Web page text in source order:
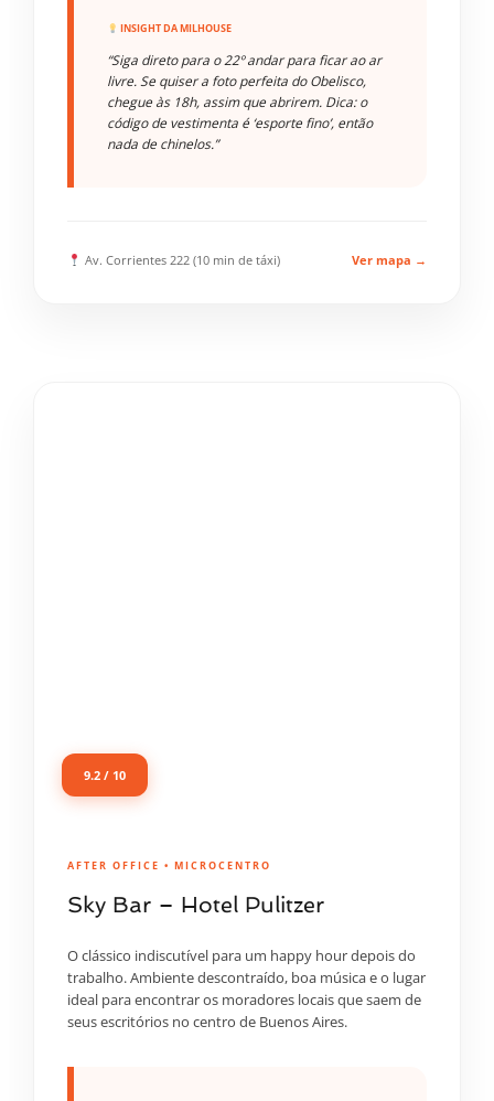
INSIGHT DA MILHOUSE
“Siga direto para o 22º andar para ficar ao ar
livre. Se quiser a foto perfeita do Obelisco,
chegue às 18h, assim que abrirem. Dica: o
código de vestimenta é ‘esporte fino’, então
nada de chinelos.”
Av. Corrientes 222 (10 min de táxi) Ver mapa →
9.2 / 10
AFTER OFFICE • MICROCENTRO
Sky Bar – Hotel Pulitzer
O clássico indiscutível para um happy hour depois do
trabalho. Ambiente descontraído, boa música e o lugar
ideal para encontrar os moradores locais que saem de
seus escritórios no centro de Buenos Aires.